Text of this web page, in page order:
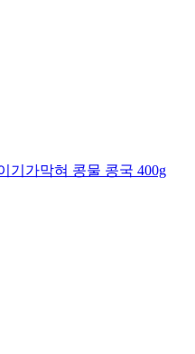
기가막혀 콩물 콩국 400g